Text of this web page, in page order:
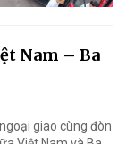
Nam – Ba
giao cùng đòn